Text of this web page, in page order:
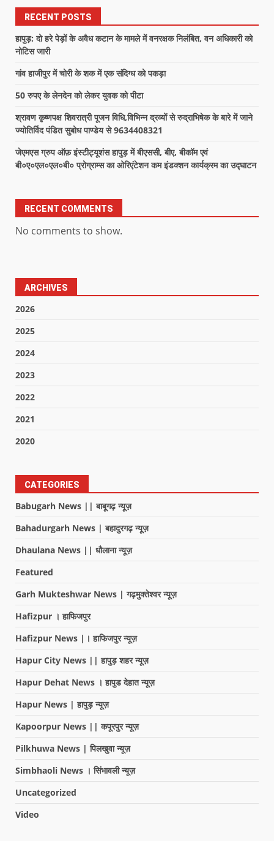
RECENT POSTS
हापुड़: दो हरे पेड़ों के अवैध कटान के मामले में वनरक्षक निलंबित, वन अधिकारी को
नोटिस जारी
गांव हाजीपुर में चोरी के शक में एक संदिग्ध को पकड़ा
50 रुपए के लेनदेन को लेकर युवक को पीटा
श्रावण कृष्णपक्ष शिवरात्री पूजन विधि,विभिन्न द्रव्यों से रुद्राभिषेक के बारे में जाने
ज्योतिर्विद पंडित सुबोध पाण्डेय से 9634408321
जेएमएस ग्रुप ऑफ़ इंस्टीट्यूशंस हापुड़ में बीएससी, बीए, बीकॉम एवं
बी०ए०एल०एल०बी० प्रोग्राम्स का ओरिएंटेशन कम इंडक्शन कार्यक्रम का उद्घाटन
RECENT COMMENTS
No comments to show.
ARCHIVES
2026
2025
2024
2023
2022
2021
2020
CATEGORIES
Babugarh News || बाबूगढ़ न्यूज़
Bahadurgarh News | बहादुरगढ़ न्यूज़
Dhaulana News || धौलाना न्यूज़
Featured
Garh Mukteshwar News | गढ़मुक्तेश्वर न्यूज़
Hafizpur । हाफिजपुर
Hafizpur News |। हाफिजपुर न्यूज़
Hapur City News || हापुड़ शहर न्यूज़
Hapur Dehat News । हापुड देहात न्यूज़
Hapur News | हापुड़ न्यूज़
Kapoorpur News || कपूरपुर न्यूज़
Pilkhuwa News | पिलखुवा न्यूज़
Simbhaoli News । सिंभावली न्यूज़
Uncategorized
Video